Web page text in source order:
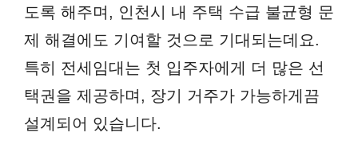
도록 해주며, 인천시 내 주택 수급 불균형 문
제 해결에도 기여할 것으로 기대되는데요.
특히 전세임대는 첫 입주자에게 더 많은 선
택권을 제공하며, 장기 거주가 가능하게끔
설계되어 있습니다.